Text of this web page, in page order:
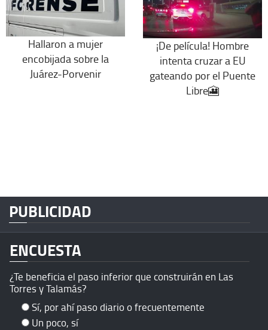
Hallaron a mujer
encobijada sobre la
Juárez-Porvenir
¡De película! Hombre
intenta cruzar a EU
gateando por el Puente
Libre🎦
PUBLICIDAD
ENCUESTA
¿Te beneficia el paso inferior que construirán en Las
Torres y Talamás?
Sí, por ahí paso diario o frecuentemente
Un poco, sí